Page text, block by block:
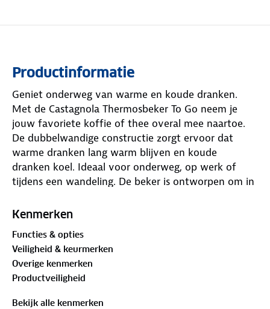
Productinformatie
Geniet onderweg van warme en koude dranken.
Met de Castagnola Thermosbeker To Go neem je
jouw favoriete koffie of thee overal mee naartoe.
De dubbelwandige constructie zorgt ervoor dat
warme dranken lang warm blijven en koude
dranken koel. Ideaal voor onderweg, op werk of
tijdens een wandeling. De beker is ontworpen om in
lekvrije dop neem je de beker zorgeloos mee in je
gebruiksgemak. Hoogwaardig materiaal en stijlvol
ontwerp Deze herbruikbare koffiebeker is gemaakt
van stevig RVS, krasbestendig en eenvoudig schoon
te maken. De full afwerking geeft een moderne en
luxe uitstraling.
Kenmerken
Functies & opties
Veiligheid & keurmerken
Overige kenmerken
Productveiligheid
Bekijk alle kenmerken